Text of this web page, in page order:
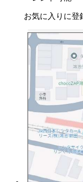
お気に入りに登